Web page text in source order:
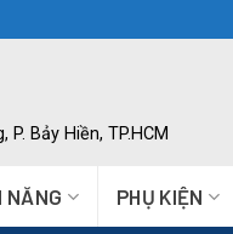
Bảy Hiền, TP.HCM
NĂNG PHỤ KIỆN